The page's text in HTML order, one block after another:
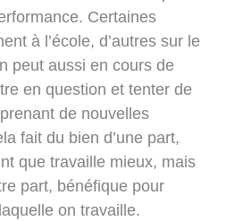
Certaines
à l’école, d’autres sur le
peut aussi en cours de
en question et tenter de
de nouvelles
fait du bien d’une part,
que travaille mieux, mais
part, bénéfique pour
on travaille.